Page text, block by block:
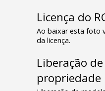
Licença do
Ao baixar esta foto
da licença.
Liberação
propriedade